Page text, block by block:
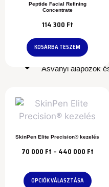
Arclemosók
Ásványi alapozók
Ásványi
Bőrterápiás
Peptide Facial Refining
Concentrate
114 300 Ft
KOSÁRBA TESZEM
SkinPen Elite Precision® kezelés
70 000 Ft – 440 000 Ft
OPCIÓK VÁLASZTÁSA